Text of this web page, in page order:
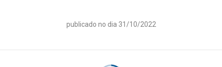
publicado no dia 31/10/2022